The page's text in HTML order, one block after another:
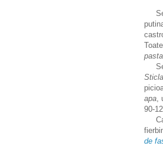
Se
Se
Sticla
apa
90-
de